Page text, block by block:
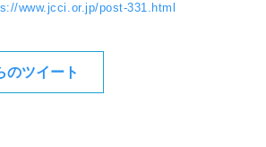
www.jcci.or.jp/post-331.html
ツイート